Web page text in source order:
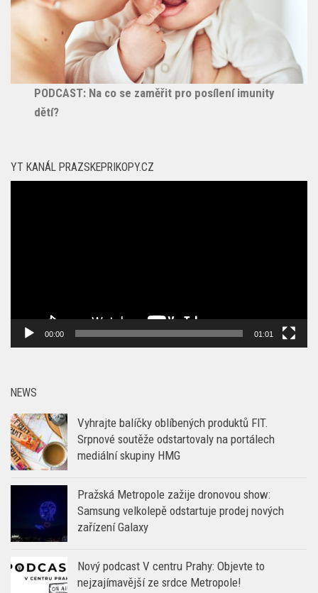
PODCAST: Na co se zaměřit pro posílení imunity
dětí?
YT KANÁL PRAZSKEPRIKOPY.CZ
00:00 01:01
NEWS
Vyhrajte balíčky oblíbených produktů FIT.
Srpnové soutěže odstartovaly na portálech
mediální skupiny HMG
Pražská Metropole zažije dronovou show:
Samsung velkolepě odstartuje prodej nových
zařízení Galaxy
Nový podcast V centru Prahy: Objevte to
nejzajímavější ze srdce Metropole!